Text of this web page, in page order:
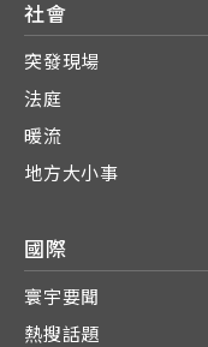
社會
突發現場
法庭
暖流
地方大小事
國際
寰宇要聞
熱搜話題